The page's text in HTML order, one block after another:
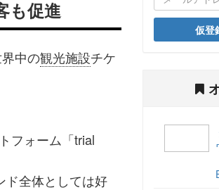
も促進
中の観光施設チケ
フォーム「trial
ド全体としては好
仮登